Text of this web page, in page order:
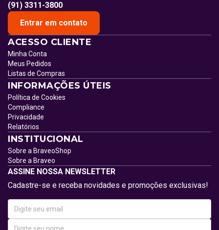
(91) 3311-3800
Entrar em contato
ACESSO CLIENTE
Minha Conta
Meus Pedidos
Listas de Compras
INFORMAÇÕES ÚTEIS
Política de Cookies
Compliance
Privacidade
Relatórios
INSTITUCIONAL
Sobre a BraveoShop
Sobre a Braveo
ASSINE NOSSA NEWSLETTER
Cadastre-se e receba novidades e promoções exclusivas!